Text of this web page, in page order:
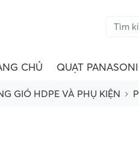
CHỦ QUẠT
GIÓ HDPE VÀ PHỤ KIỆN